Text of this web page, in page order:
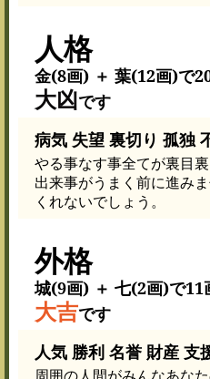
人格
金(8画) ＋ 葉(12画)で
大凶です
病気 失望 裏切り 孤独
やる事なす事全てが裏目
出来事がうまく前に進み
くれないでしょう。
外格
城(9画) ＋ 七(2画)で11
大吉です
人気 勝利 名誉 財産 支